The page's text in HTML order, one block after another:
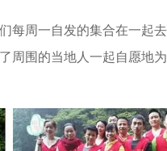
每周一自发的集合在一起
周围的当地人一起自愿地